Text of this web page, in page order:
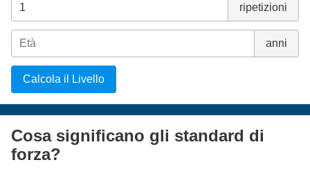
ripetizioni
anni
Calcola il Livello
Cosa significano gli standard di
forza?